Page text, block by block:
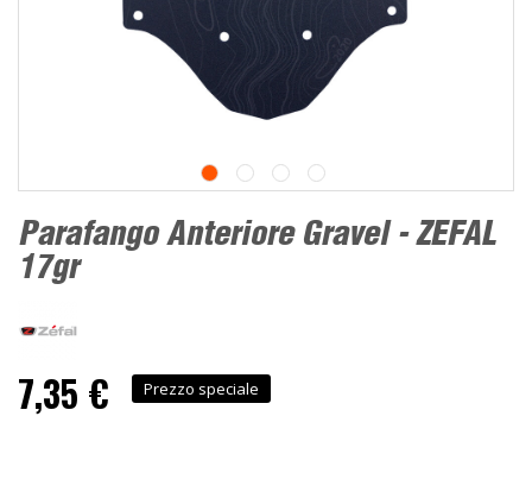
Parafango Anteriore Gravel - ZEFAL
17gr
7,35 € Prezzo speciale